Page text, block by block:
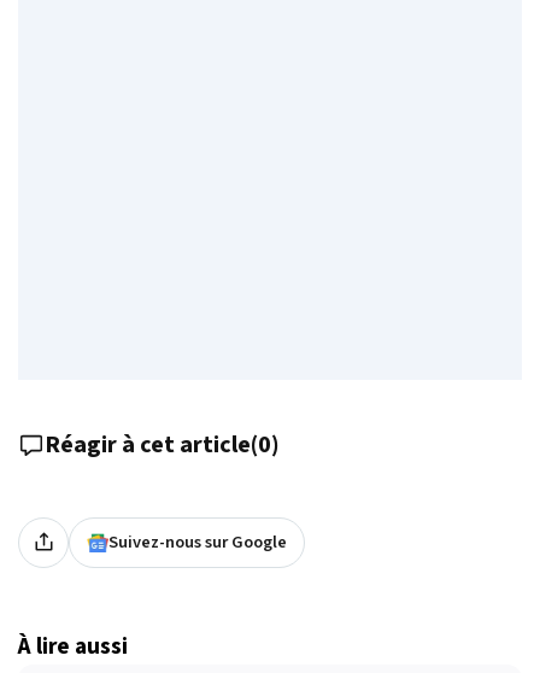
Réagir à cet article(0)
Suivez-nous sur Google
À lire aussi